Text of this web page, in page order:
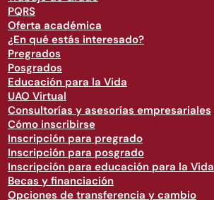
PQRS
Oferta académica
¿En qué estás interesado?
Pregrados
Posgrados
Educación para la Vida
UAO Virtual
Consultorías y asesorías empresariales
Cómo inscribirse
Inscripción para pregrado
Inscripción para posgrado
Inscripción para educación para la Vida
Becas y financiación
Opciones de transferencia y cambio